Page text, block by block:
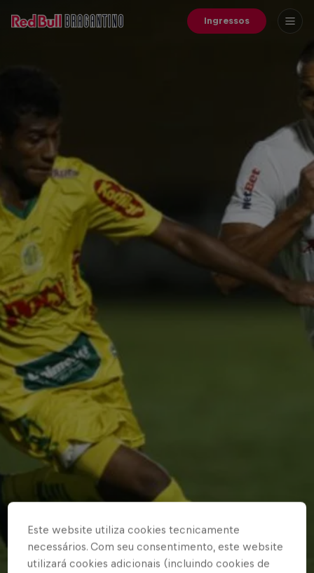
Ingressos
Este website utiliza cookies tecnicamente
necessários. Com seu consentimento, este website
utilizará cookies adicionais (incluindo cookies de